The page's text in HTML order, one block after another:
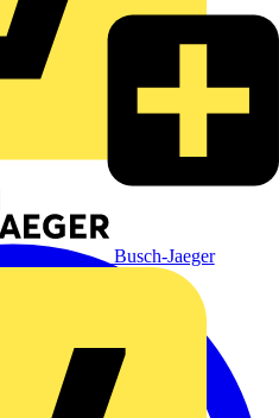
Busch-Jaeger